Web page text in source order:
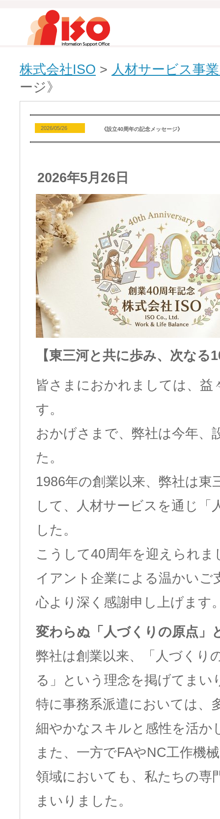
株式会社ISO > 人材サービス事
ージ》
2026/05/26 《設立40周年の記念メッセージ》
2026年5月26日
【東三河と共に歩み、次なる
皆さまにおかれましては、
す。
おかげさまで、弊社は今年、
た。
1986年の創業以来、弊社は東
して、人材サービスを通じ
した。
こうして40周年を迎えられ
イアント企業による温かいご
心より深く感謝申し上げます
変わらぬ「人づくりの原点」
弊社は創業以来、「人づくり
る」という理念を掲げてまい
特に事務系派遣においては、
細やかなスキルと感性を活か
また、一方でFAやNC工作機
領域においても、私たちの専
まいりました。